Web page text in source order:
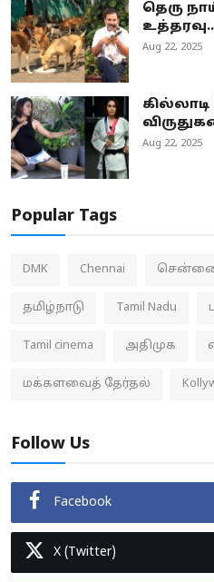
தெரு
Aug 22, 2025
Aug 22, 2025
Popular Tags
DMK Chennai
தமிழ்நாடு Tamil Nadu
Tamil cinema அதிமுக
மக்களவைத் தேர்தல்
Follow Us
Facebook
X (Twitter)